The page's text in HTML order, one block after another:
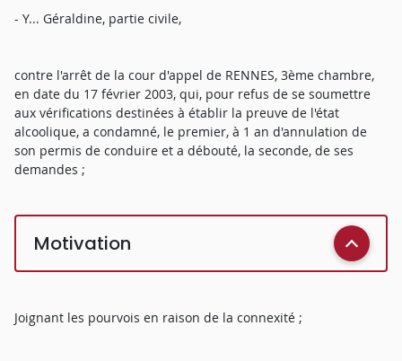
- Y... Géraldine, partie civile,
contre l'arrêt de la cour d'appel de RENNES, 3ème chambre,
en date du 17 février 2003, qui, pour refus de se soumettre
aux vérifications destinées à établir la preuve de l'état
alcoolique, a condamné, le premier, à 1 an d'annulation de
son permis de conduire et a débouté, la seconde, de ses
demandes ;
Motivation
Joignant les pourvois en raison de la connexité ;